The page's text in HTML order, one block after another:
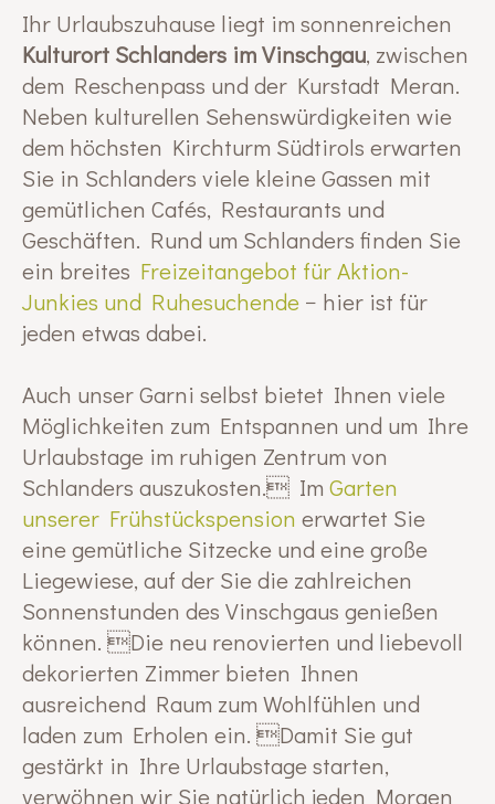
Ihr Urlaubszuhause liegt im sonnenreichen
Kulturort Schlanders im Vinschgau, zwischen
dem Reschenpass und der Kurstadt Meran.
Neben kulturellen Sehenswürdigkeiten wie
dem höchsten Kirchturm Südtirols erwarten
Sie in Schlanders viele kleine Gassen mit
gemütlichen Cafés, Restaurants und
Geschäften. Rund um Schlanders finden Sie
ein breites Freizeitangebot für Aktion-
Junkies und Ruhesuchende − hier ist für
jeden etwas dabei.
Auch unser Garni selbst bietet Ihnen viele
Möglichkeiten zum Entspannen und um Ihre
Urlaubstage im ruhigen Zentrum von
Schlanders auszukosten. Im Garten
unserer Frühstückspension erwartet Sie
eine gemütliche Sitzecke und eine große
Liegewiese, auf der Sie die zahlreichen
Sonnenstunden des Vinschgaus genießen
können. Die neu renovierten und liebevoll
dekorierten Zimmer bieten Ihnen
ausreichend Raum zum Wohlfühlen und
laden zum Erholen ein. Damit Sie gut
gestärkt in Ihre Urlaubstage starten,
verwöhnen wir Sie natürlich jeden Morgen